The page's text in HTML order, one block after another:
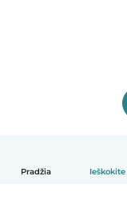
Pradžia Ieškokite